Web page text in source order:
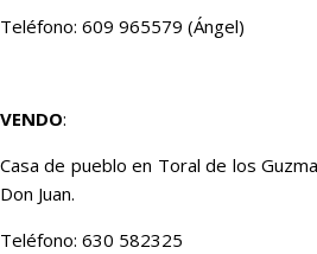
Teléfono: 609 965579 (Ángel)
VENDO:
Casa de pueblo en Toral de los
Don Juan.
Teléfono: 630 582325